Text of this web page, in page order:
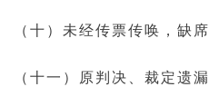
（十）未经传票传唤 ，缺
（十一）原判决、裁定遗